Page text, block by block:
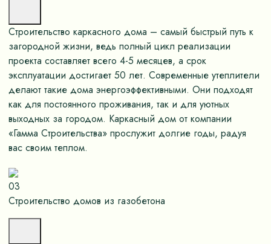
Строительство каркасного дома – самый быстрый путь к
загородной жизни, ведь полный цикл реализации
проекта составляет всего 4-5 месяцев, а срок
эксплуатации достигает 50 лет. Современные утеплители
делают такие дома энергоэффективными. Они подходят
как для постоянного проживания, так и для уютных
выходных за городом. Каркасный дом от компании
«Гамма Строительства» прослужит долгие годы, радуя
вас своим теплом.
03
Строительство домов из газобетона